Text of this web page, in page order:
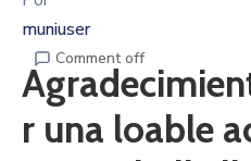
muniuser
Comment off
r una loable